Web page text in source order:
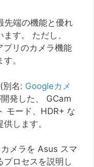
先端の機能と優れ
す。 ただし、
リのカメラ機能
。
別名: Googleカメ
発した、 GCam
モード、HDR+ な
します。
メラを Asus スマ
プロセスを説明し